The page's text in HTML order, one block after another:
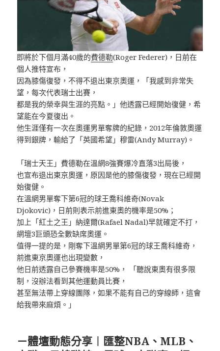
即將於下個月滿40歲的費德勒(Roger Federer)，日前在
個人推特宣布，
因為膝傷復發，不得不退出東京奧運，「我感到非常失
望，每次代表瑞士出賽，
都是我的榮幸與生涯的亮點。」他透露已經開始復健，希
望能在今夏復出。
他生涯僅有一次在奧運男單奪牌的紀錄，2012年倫敦奧運
得到銀牌，輸給了「英國希望」穆雷(Andy Murray)。
「瑞士天王」費德勒在溫網8強賽爆冷直落3出局後，
也宣布退出東京奧運，原因是他的膝傷復發，現在已經開
始復健。
在溫網男單奪下第6冠的球王喬科維奇(Novak
Djokovic)，日前則表示前進東奧的機率是50%；
加上「紅土之王」納達爾(Rafael Nadal)早就確定不打，
網壇3巨頭恐全數缺席奧運。
值得一提的是，剛奪下溫網男單第6冠的球王喬科維奇，
前進東京奧運也出現變數，
他日前透露自己參賽機率是50%， 「聽說東奧有很多限
制，沒辦法看到其他運動員比賽，
甚至無法帶上穿線團隊，如果不能有自己的穿線師，這會
給我帶來麻煩。」
－體壇動態分享︱匯整NBA、MLB、